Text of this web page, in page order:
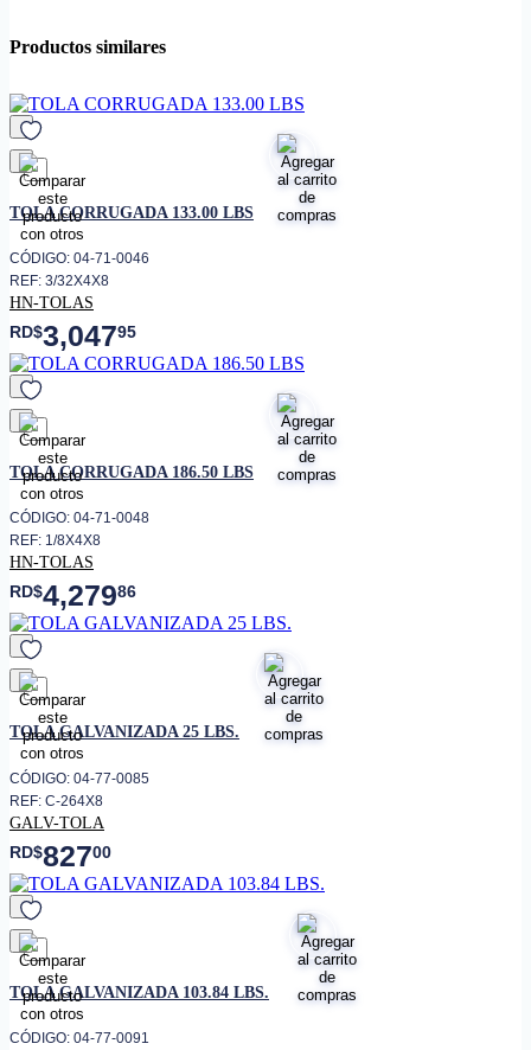
Productos similares
favorito
TOLA CORRUGADA 133.00 LBS
CÓDIGO: 04-71-0046
REF: 3/32X4X8
HN-TOLAS
RD$3,04795
favorito
TOLA CORRUGADA 186.50 LBS
CÓDIGO: 04-71-0048
REF: 1/8X4X8
HN-TOLAS
RD$4,27986
favorito
TOLA GALVANIZADA 25 LBS.
CÓDIGO: 04-77-0085
REF: C-264X8
GALV-TOLA
RD$82700
favorito
TOLA GALVANIZADA 103.84 LBS.
CÓDIGO: 04-77-0091